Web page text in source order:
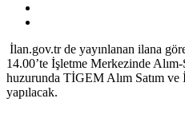
İlan.gov.tr de yayınlanan ilana
14.00’te İşletme Merkezinde
huzurunda TİGEM Alım Satım ve
yapılacak.